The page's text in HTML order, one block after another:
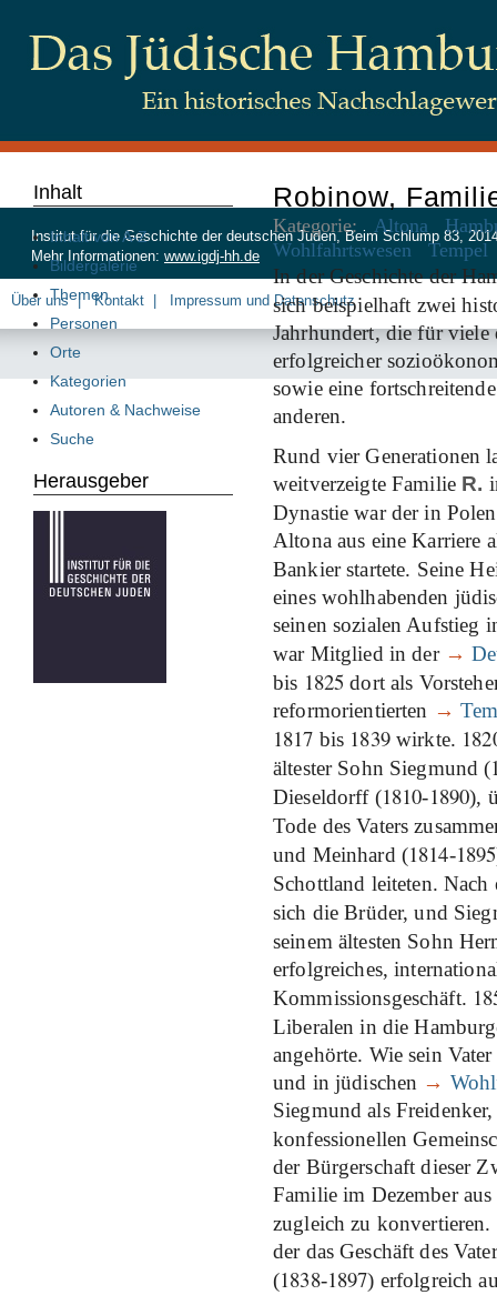
Robinow,
Kategorie: Altona
Wohlfahrtswesen
Tempel
In der Geschichte der
sich beispielhaft zwei
Jahrhundert, die für viele
erfolgreicher
sowie eine
anderen.
Rund vier Generationen
weitverzeigte Familie R.
Dynastie war der in
Altona aus eine Karriere
Bankier startete. Seine
eines wohlhabenden
seinen sozialen Aufstieg
war Mitglied in der →
bis 1825 dort als
reformorientierten →
1817 bis 1839wirkte.
ältester Sohn Siegmund (
Dieseldorff (1810-1890),
Tode des Vaters
und Meinhard (1814-1895
Schottland leiteten.
sich die Brüder, und
seinem ältesten Sohn
erfolgreiches,
Kommissionsgeschäft.
Liberalen in die
angehörte. Wie sein
und in jüdischen →
Siegmund als
konfessionellen
der Bürgerschaft dieser
Familie im Dezember
zugleich zu
der das Geschäft des
(1838-1897) erfolgreich
Inhalt
Inhalt von A-Z
Bildergalerie
Themen
Personen
Orte
Kategorien
Autoren & Nachweise
Suche
Herausgeber
Institut für die Geschichte der deutschen Juden, Beim Schlump 83,
Mehr Informationen: www.igdj-hh.de
Über uns Kontakt Impressum und Datenschutz